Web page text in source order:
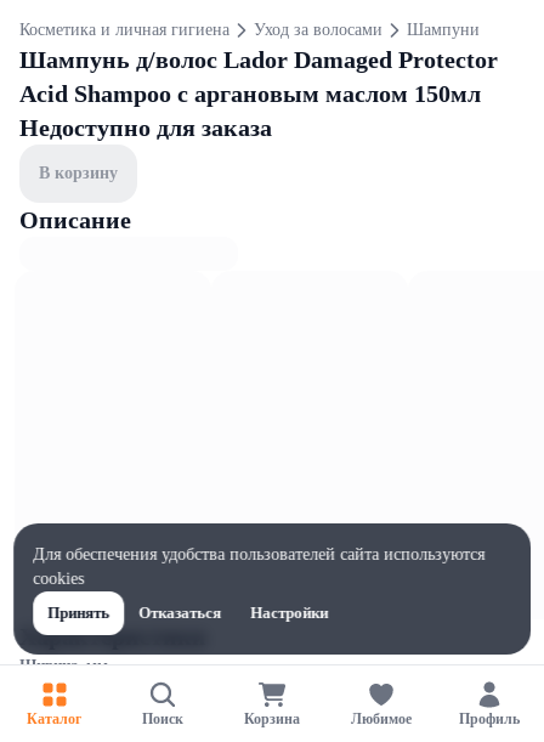
Косметика и личная гигиена Уход за волосами Шампуни
Шампунь д/волос Lador Damaged Protector
Acid Shampoo с аргановым маслом 150мл
Недоступно для заказа
В корзину
Описание
Характеристики
Ширина, мм
Высота, мм
Каталог Поиск Корзина Любимое Профиль
Для обеспечения удобства пользователей сайта используются
cookies
Принять
Отказаться Настройки